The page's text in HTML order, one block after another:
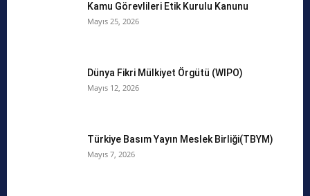
Kamu Görevlileri Etik Kurulu Kanunu
Mayıs 25, 2026
Dünya Fikri Mülkiyet Örgütü (WIPO)
Mayıs 12, 2026
Türkiye Basım Yayın Meslek Birliği(TBYM)
Mayıs 7, 2026